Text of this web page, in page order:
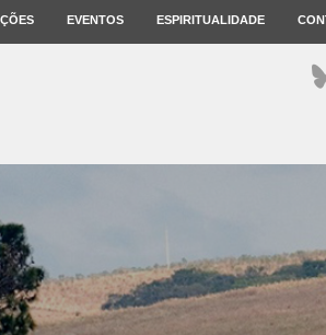
EVENTOS ESPIRITUALIDADE